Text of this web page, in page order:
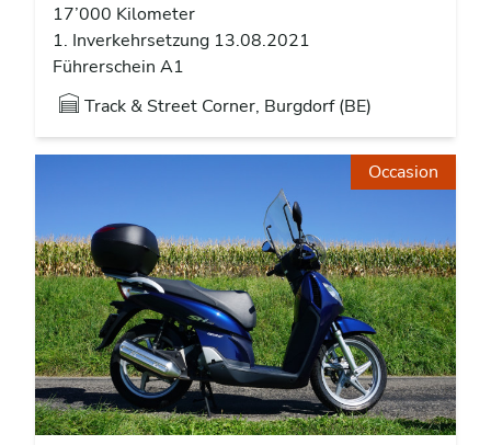
17’000 Kilometer
1. Inverkehrsetzung 13.08.2021
Führerschein A1
Track & Street Corner, Burgdorf (BE)
Occasion